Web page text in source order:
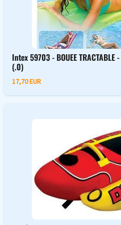
Intex 59703 - BOUEE
(.0)
17,70 EUR